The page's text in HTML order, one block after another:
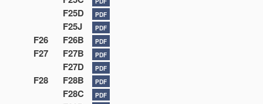
F25D PDF
F25J PDF
F26 F26B PDF
F27 F27B PDF
F27D PDF
F28 F28B PDF
F28C PDF